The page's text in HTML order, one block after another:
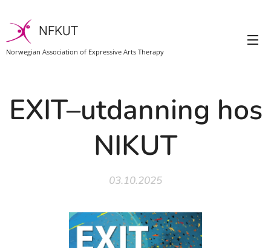
NFKUT
Norwegian Association of Expressive Arts Therapy
EXIT–utdanning hos
NIKUT
03.10.2025